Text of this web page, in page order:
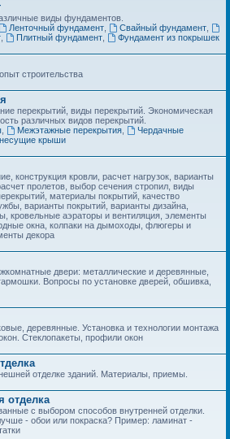
виды фундаментов.
Ленточный фундамент, Свайный фундамент,
Плитный фундамент,
Фундамент из покрышек
строительства
перекрытий, виды перекрытий. Экономическая
различных видов перекрытий.
, Межэтажные перекрытия,
Чердачные
крыши
конструкция кровли, расчет нагрузок, варианты
пролетов, выбор сечения стропил, виды
материалы покрытий, качество
варианты покрытий, варианты дизайна,
кровельные аэраторы и вентиляция, элементы
окна, колпаки на дымоходы, флюгеры и
декора
двери: металлические и деревянные,
Вопросы по установке дверей, обшивка,
деревянные. Установка и технологии монтажа
Стеклопакеты, профили окон
отделке зданий. Материалы, приемы.
отделка
с выбором способов внутренней отделки.
- обои или покраска? Пример: ламинат -